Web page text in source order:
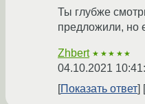
Ты глубже
предложили, но
Zhbert ★★★★★
04.10.2021
Показать ответ